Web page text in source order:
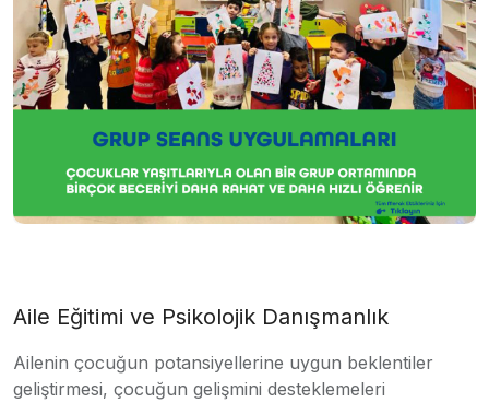
Aile Eğitimi ve Psikolojik Danışmanlık
Ailenin çocuğun potansiyellerine uygun beklentiler
geliştirmesi, çocuğun gelişmini desteklemeleri